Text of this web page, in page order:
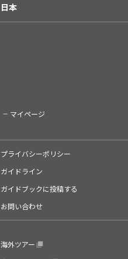
日本
マイページ
プライバシーポリシー
ガイドライン
ガイドブックに投稿する
お問い合わせ
海外ツアー